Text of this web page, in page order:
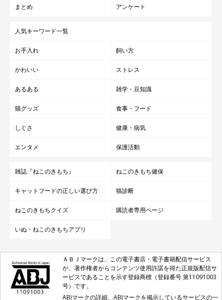
まとめ アンケート
人気キーワード一覧
お手入れ 飼い方
かわいい ストレス
あるある 雑学・豆知識
猫グッズ 食事・フード
しぐさ 健康・病気
エンタメ 保護活動
雑誌『ねこのきもち』 ねこのきもち健保
キャットフードの正しい選び方 猫診断
ねこのきもちクイズ 購読者専用ページ
いぬ・ねこのきもちアプリ
ＡＢＪマークは、この電子書店・電子書籍配信サービス
が、著作権者からコンテンツ使用許諾を得た正規版配信サ
ービスであることを示す登録商標（登録番号 第11091003
号）です。
ABJマークの詳細、ABJマークを掲示しているサービスの一